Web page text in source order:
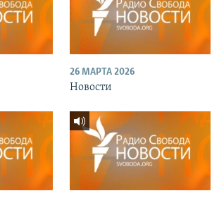
26 МАРТА 2026
Новости